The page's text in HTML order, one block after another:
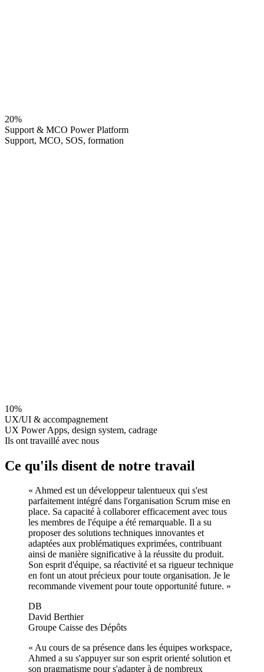
20%
Support & MCO Power Platform
Support, MCO, SOS, formation
10%
UX/UI & accompagnement
UX Power Apps, design system, cadrage
Ils ont travaillé avec nous
Ce qu'ils disent de notre travail
« Ahmed est un développeur talentueux qui s'est
parfaitement intégré dans l'organisation Scrum mise en
place. Sa capacité à collaborer efficacement avec tous
les membres de l'équipe a été remarquable. Il a su
proposer des solutions techniques innovantes et
adaptées aux problématiques exprimées, contribuant
ainsi de manière significative à la réussite du produit.
Son esprit d'équipe, sa réactivité et sa rigueur technique
en font un atout précieux pour toute organisation. Je le
recommande vivement pour toute opportunité future. »
DB
David Berthier
Groupe Caisse des Dépôts
« Au cours de sa présence dans les équipes workspace,
Ahmed a su s'appuyer sur son esprit orienté solution et
son pragmatisme pour s'adapter à de nombreux